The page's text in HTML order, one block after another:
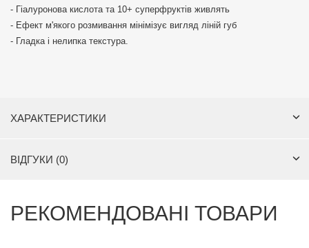
- Гіалуронова кислота та 10+ суперфруктів живлять
- Ефект м'якого розмивання мінімізує вигляд ліній губ
- Гладка і нелипка текстура.
ХАРАКТЕРИСТИКИ
ВІДГУКИ (0)
РЕКОМЕНДОВАНІ ТОВАРИ